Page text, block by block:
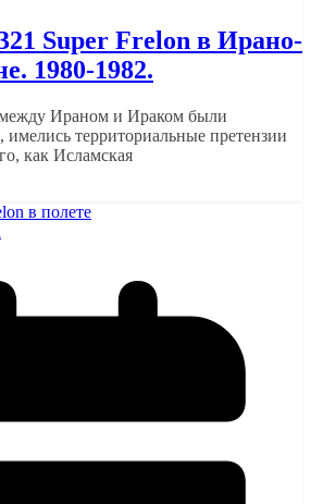
Super Frelon в Ирано-
1980-1982.
Ираном и Ираком были
территориальные претензии
как Исламская